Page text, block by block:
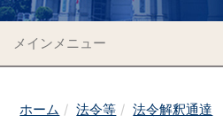
メインメニュー
ホーム 法令等
法令解釈通達